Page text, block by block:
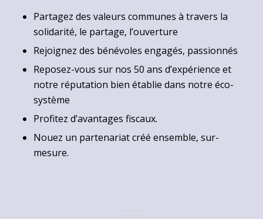
Partagez des valeurs communes à travers la
solidarité, le partage, l’ouverture
Rejoignez des bénévoles engagés, passionnés
Reposez-vous sur nos 50 ans d’expérience et
notre réputation bien établie dans notre éco-
système
Profitez d’avantages fiscaux.
Nouez un partenariat créé ensemble, sur-
mesure.